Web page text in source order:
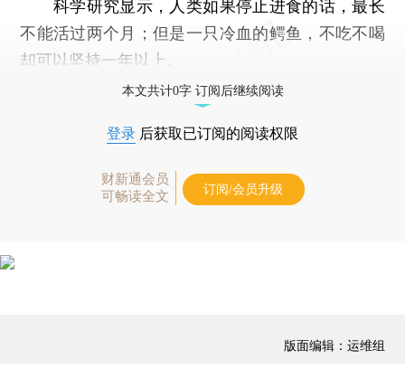
科学研究显示，人类如果停止进食的话，最长
不能活过两个月；但是一只冷血的鳄鱼，不吃不喝
却可以坚持一年以上。
本文共计0字 订阅后继续阅读
登录 后获取已订阅的阅读权限
财新通会员
可畅读全文
订阅/会员升级
版面编辑：运维组